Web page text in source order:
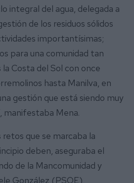
integral del agua, delegada a
de los residuos sólidos
importantísimas;
para una comunidad tan
Costa del Sol con once
hasta Manilva, en
gestión que está siendo muy
manifestaba Mena.
que se marcaba la
deben, aseguraba el
de la Mancomunidad y
González (PSOE),